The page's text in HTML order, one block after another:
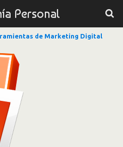
Personal
de Marketing Digital